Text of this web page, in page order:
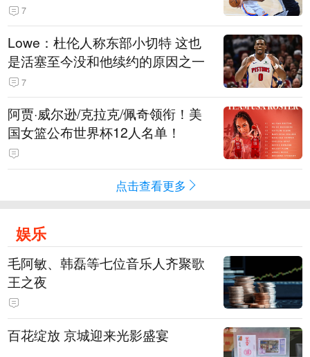
7
Lowe：杜伦人称东部小切特 这也
是活塞至今没和他续约的原因之一
7
阿贾·威尔逊/克拉克/佩奇领衔！美
国女篮公布世界杯12人名单！
点击查看更多
娱乐
毛阿敏、韩磊等七位音乐人齐聚歌
王之夜
百花绽放 京城迎来光影盛宴